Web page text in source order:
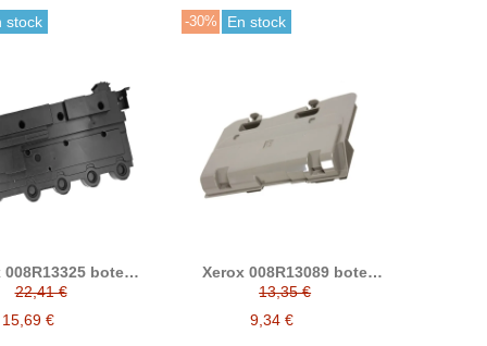
stock
008R13325 bote
compatible (Xerox
C310, C315)
22,41 €
15,69 €
-30% En stock
Xerox 008R13089 bote
residual compatible
13,35 €
9,34 €